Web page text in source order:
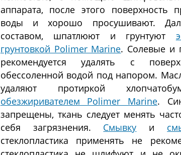
аппарата, после этого
воды и хорошо просушивают.
составом, шпатлюют и грунтуют
грунтовкой Polimer Marine. Солевые и
рекомендуется удалять с
обессоленной водой под напором.
удаляют протиркой
обезжиривателем Polimer Marine.
запрещены, ткань следует менять
себя загрязнения. Смывку и
стеклопластика применять не